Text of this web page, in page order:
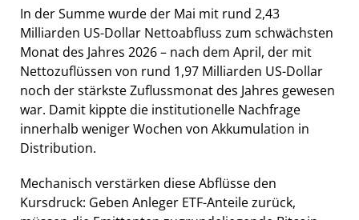
In der Summe wurde der Mai mit rund 2,43
Milliarden US-Dollar Nettoabfluss zum schwächsten
Monat des Jahres 2026 – nach dem April, der mit
Nettozuflüssen von rund 1,97 Milliarden US-Dollar
noch der stärkste Zuflussmonat des Jahres gewesen
war. Damit kippte die institutionelle Nachfrage
innerhalb weniger Wochen von Akkumulation in
Distribution.
Mechanisch verstärken diese Abflüsse den
Kursdruck: Geben Anleger ETF-Anteile zurück,